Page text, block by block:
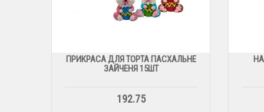
ПРИКРАСА ДЛЯ ТОРТА ПАСХАЛЬНЕ
ЗАЙЧЕНЯ 15ШТ
192.75